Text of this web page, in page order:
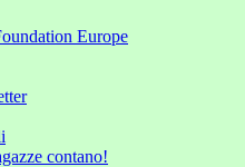
Europe
contano!